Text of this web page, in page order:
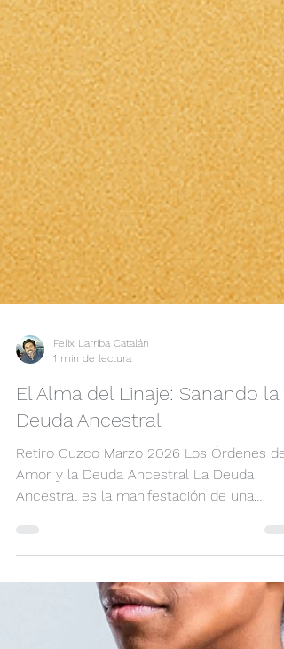
1 min de lectura
El Alma del Linaje: Sanando la
Deuda Ancestral
Retiro Cuzco Marzo 2026 Los Órdenes del
Ancestral es la manifestación de una
transgresión de los Órdenes del Amor de
restablecerlos. Vídeo introductorio:
https://youtu.be/VETQIEqAFPg
Próximamente, el programa sobre este